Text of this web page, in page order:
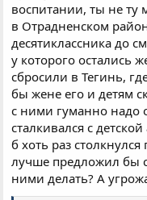
воспитании, ты не ту
в Отрадненском
десятиклассника до
у которого остались
сбросили в Тегинь,
бы жене его и детям
с ними гуманно надо
сталкивался с
б хоть раз
лучше предложил бы
ними делать? А